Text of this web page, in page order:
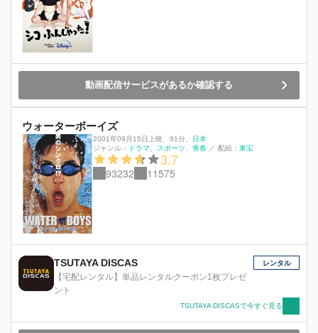
動画配信サービスがあるか確認する
ウォーターボーイズ
2001年09月15日上映 91分
日本
ジャンル：
ドラマ スポーツ 青春 ／ 配給： 東宝
3.7
93232 11575
TSUTAYA DISCAS
【宅配レンタル】単品レンタルクーポン1枚プレゼ
ント
レンタル
TSUTAYA DISCASで今すぐ見る